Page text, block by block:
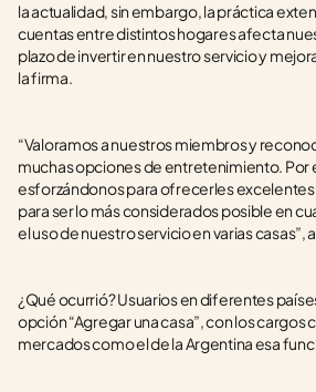
la actualidad, sin embargo, la práctica
cuentas entre distintos hogares afecta
plazo de invertir en nuestro servicio y
la firma.
“Valoramos a nuestros miembros y
muchas opciones de entretenimiento. Por
esforzándonos para ofrecerles excelentes
para ser lo más considerados posible en
el uso de nuestro servicio en varias casas”,
¿Qué ocurrió? Usuarios en diferentes
opción “Agregar una casa”, con los
mercados como el de la Argentina esa